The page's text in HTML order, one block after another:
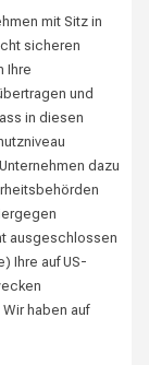
mit Sitz in
sicheren
Ihre
und
in diesen
dazu
ausgeschlossen
Ihre auf US-
haben auf